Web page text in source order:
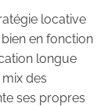
locative
en fonction
longue
des
ses propres